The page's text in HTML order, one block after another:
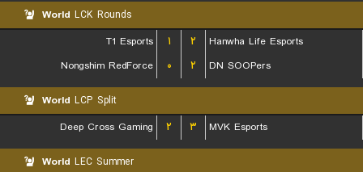
World LCK Rounds
T1 Esports
۱ ۲
Hanwha Life Esports
Nongshim RedForce
۰ ۲ DN SOOPers
World LCP Split
Deep Cross Gaming
۲ ۳ MVK Esports
World LEC Summer